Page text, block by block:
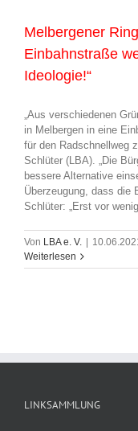
Melbergener
Einbahnstraße
Ideologie!“
„Aus verschiedenen
in Melbergen in eine
für den Radschnellweg
Schlüter (LBA). „Die
bessere Alternative
Überzeugung, dass die
Schlüter: „Erst vor
Von LBA e. V.
Weiterlesen
LINKSAMMLUNG